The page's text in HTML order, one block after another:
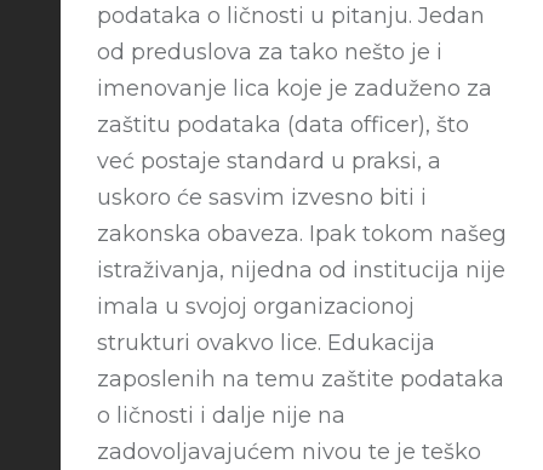
podataka o ličnosti u pitanju. Jedan
od preduslova za tako nešto je i
imenovanje lica koje je zaduženo za
zaštitu podataka (data officer), što
već postaje standard u praksi, a
uskoro će sasvim izvesno biti i
zakonska obaveza. Ipak tokom našeg
istraživanja, nijedna od institucija nije
imala u svojoj organizacionoj
strukturi ovakvo lice. Edukacija
zaposlenih na temu zaštite podataka
o ličnosti i dalje nije na
zadovoljavajućem nivou te je teško